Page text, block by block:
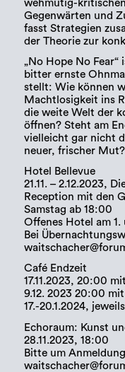
wehmütig-
Gegenwärten und
fasst Strategien
der Theorie zur
„No Hope No
bitter ernste
stellt: Wie können
Machtlosigkeit ins
die weite Welt der
öffnen? Steht am
vielleicht gar nicht
neuer, frischer Mut?
Hotel Bellevue
21.11. – 2.12.2023,
Reception mit den
Samstag ab 18:00
Offenes Hotel am 1.
Bei
Café Endzeit
17.11.2023, 20:00
9.12. 2023 20:00
17.-20.1.2024,
Echoraum: Kunst
28.11.2023, 18:00
Bitte um